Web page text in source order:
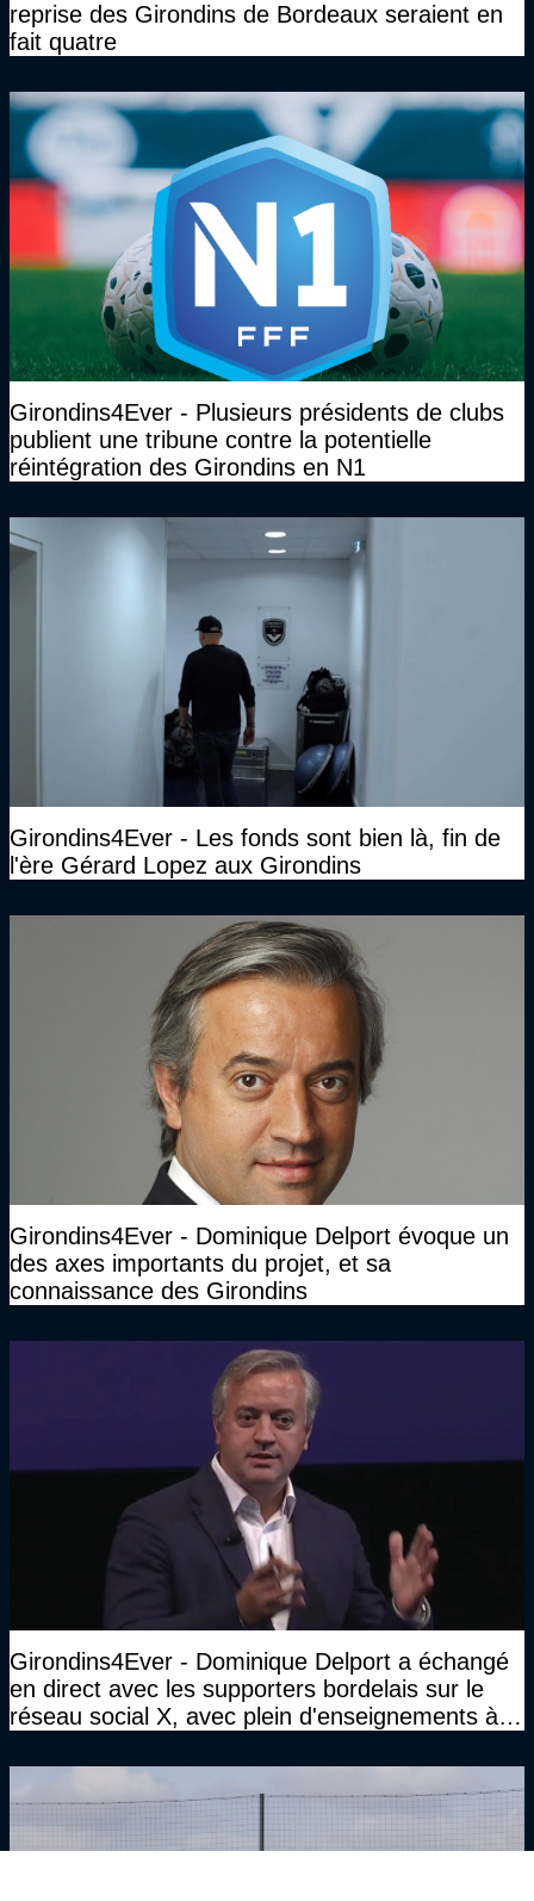
reprise des Girondins de Bordeaux seraient en
fait quatre
Girondins4Ever - Plusieurs présidents de clubs
publient une tribune contre la potentielle
réintégration des Girondins en N1
Girondins4Ever - Les fonds sont bien là, fin de
l'ère Gérard Lopez aux Girondins
Girondins4Ever - Dominique Delport évoque un
des axes importants du projet, et sa
connaissance des Girondins
Girondins4Ever - Dominique Delport a échangé
en direct avec les supporters bordelais sur le
réseau social X, avec plein d'enseignements à la